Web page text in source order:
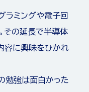
ラミングや電子回
その延長で半導体
容に興味をひかれ
勉強は面白かった